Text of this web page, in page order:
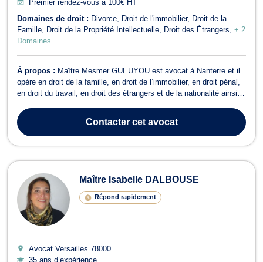
Premier rendez-vous à 100€ HT
Domaines de droit : Divorce Droit de l'immobilier
Droit de la
Famille
Droit de la Propriété Intellectuelle Droit des Étrangers + 2
Domaines
À propos : Maître Mesmer GUEUYOU est avocat à Nanterre et il
opère en droit de la famille, en droit de l’immobilier, en droit pénal,
en droit du travail, en droit des étrangers et de la nationalité ainsi
GUEUYOU vous propose conseils et assistance pour toutes
procédures relati...
Contactercet avocat
Maître Isabelle DALBOUSE
Répond rapidement
Avocat Versailles 78000
35 ans d’expérience